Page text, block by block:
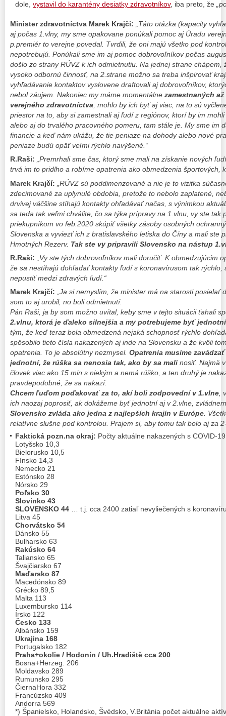
dole, vystavil do karantény desiatky zdravotníkov, iba preto, že
Minister zdravotníctva Marek Krajči: „Táto otázka (kapacity
aj počas 1.vlny, my sme opakovane ponúkali pomoc aj Úradu
p.premiér to verejne povedal. Tvrdili, že oni majú všetko pod
nepotrebujú. Ponúkali sme im aj pomoc dobrovoľníkov počas
došlo zo strany RÚVZ k ich odmietnutiu. Na jednej strane chápem,
vysoko odbornú činnosť, na 2.strane možno sa treba inšpirovať
vyhľadávanie kontaktov vyslovene draftovali aj dobrovoľníkov,
nebol záujem. Nakoniec my máme momentálne zamestnaných
verejného zdravotníctva, mohlo by ich byť aj viac, na to sú
priestor na to, aby si zamestnali aj ľudí z regiónov, ktorí by im
alebo aj do trvalého pracovného pomeru, tam stále je. My sme im
financie a keď nám ukážu, že tie peniaze na dohody alebo nové
peniaze budú opäť veľmi rýchlo navýšené.“
R.Raši: „Premrhali sme čas, ktorý sme mali na získanie nových
trvá im to pridlho a robíme opatrenia ako obmedzenia športových,
Marek Krajčí:
„RÚVZ sú poddimenzované a nie je to vizitka
zdecimované za uplynulé obdobia, pretože to nebolo zaplatené,
drvivej väčšine stíhajú kontakty ohľadávať načas, s výnimkou
sa teda tak veľmi chválite, čo sa týka prípravy na 1.vlnu, vy ste tak
priekupníkom vo feb.2020 skúpiť všetky zásoby osobných
Slovenska a vyviezť ich z bratislavského letiska do Číny a mali ste
Hmotných Rezerv. Tak ste vy pripravili Slovensko na nástup
R.Raši:
„Vy ste tých dobrovoľníkov mali doručiť. K obmedzujúcim
že sa nestíhajú dohľadať kontakty ľudí s koronavírusom tak rýchlo,
nepustiť medzi zdravých ľudí.“
Marek Krajčí:
„Ja si nemyslím, že minister má na starosti posielať
som to aj urobil, no boli odmietnutí.
Pán Raši, ja by som možno uvítal, keby sme v tejto situácii ťahali
2.vlnu, ktorá je ďaleko silnejšia a my potrebujeme byť jednotní
tým, že keď teraz bola obmedzená nejaká schopnosť rýchlo
spôsobilo tieto čísla nakazených aj inde na Slovensku a že kvôli
opatrenia. To je absolútny nezmysel. Opatrenia musíme
jednotní, že rúška sa nenosia tak, ako by sa mali nosiť. Najmä
človek viac ako 15 min s niekým a nemá rúško, a ten druhý je
pravdepodobné, že sa nakazí.
Chcem ľuďom poďakovať za to, akí boli zodpovední v 1.vlne
ich naozaj poprosiť, ak dokážeme byť jednotní aj v 2.vlne,
Slovensko zvláda ako jedna z najlepších krajín v Európe .
relatívne slušne pod kontrolou. Prajem si, aby tomu tak bolo aj za
Faktická pozn.na okraj: Počty aktuálne nakazených s COVID-
Lotyšsko 10,3
Bielorusko 10,5
Fínsko 14,3
Nemecko 21
Estónsko 28
Nórsko 29
Poľsko 30
Slovinko 43
SLOVENSKO 44
… t.j. cca 2400 zatiaľ nevyliečených s
Litva 45
Chorvátsko 54
Dánsko 55
Bulharsko 63
Rakúsko 64
Taliansko 65
Švajčiarsko 67
Maďarsko 87
Macedónsko 89
Grécko 89,5
Malta 113
Luxembursko 114
Írsko 122
Česko 133
Albánsko 159
Ukrajina 168
Portugalsko 182
Praha+okolie / Hodonín / Uh.Hradiště cca 200
Bosna+Herzeg. 206
Moldavsko 289
Rumunsko 295
ČiernaHora 332
Francúzsko 409
Andorra 569
*) Španielsko, Holandsko, Švédsko, V.Británia počet aktuálne